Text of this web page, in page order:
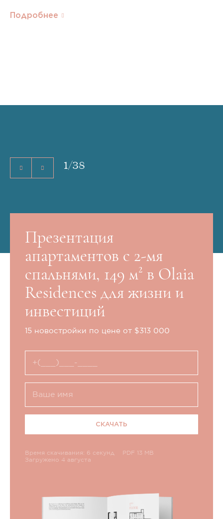
Подробнее
1/38
Презентация
апартаментов с 2-мя
спальнями, 149 м² в Olaia
Residences для жизни и
инвестиций
15 новостройки по цене от $313 000
СКАЧАТЬ
Время скачивания: 6 секунд
PDF 13 MB
Загружено 4 августа